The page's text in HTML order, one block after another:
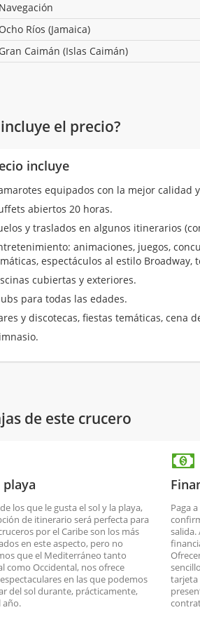
Navegación
Ocho Ríos (Jamaica)
Gran Caimán (Islas Caimán)
el precio?
incluye
equipados con la mejor calidad
abiertos 20 horas.
y traslados en algunos itinerarios
animaciones, juegos,
espectáculos al estilo Broadway,
cubiertas y exteriores.
para todas las edades.
y discotecas, fiestas temáticas, cena
de este crucero
playa
los que le gusta el sol y la playa,
de itinerario será perfecta para
por el Caribe son los más
en este aspecto, pero no
que el Mediterráneo tanto
como Occidental, nos ofrece
en las que podemos
del sol durante, prácticamente,
año.
Paga
salida.
tarjeta